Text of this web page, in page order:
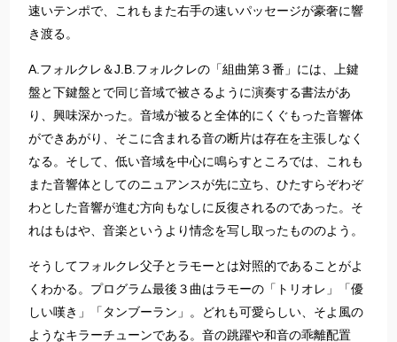
速いテンポで、これもまた右手の速いパッセージが豪奢に響
き渡る。
A.フォルクレ＆J.B.フォルクレの「組曲第３番」には、上鍵
盤と下鍵盤とで同じ音域で被さるように演奏する書法があ
り、興味深かった。音域が被ると全体的にくぐもった音響体
ができあがり、そこに含まれる音の断片は存在を主張しなく
なる。そして、低い音域を中心に鳴らすところでは、これも
また音響体としてのニュアンスが先に立ち、ひたすらぞわぞ
わとした音響が進む方向もなしに反復されるのであった。そ
れはもはや、音楽というより情念を写し取ったもののよう。
そうしてフォルクレ父子とラモーとは対照的であることがよ
くわかる。プログラム最後３曲はラモーの「トリオレ」「優
しい嘆き」「タンブーラン」。どれも可愛らしい、そよ風の
ようなキラーチューンである。音の跳躍や和音の乖離配置